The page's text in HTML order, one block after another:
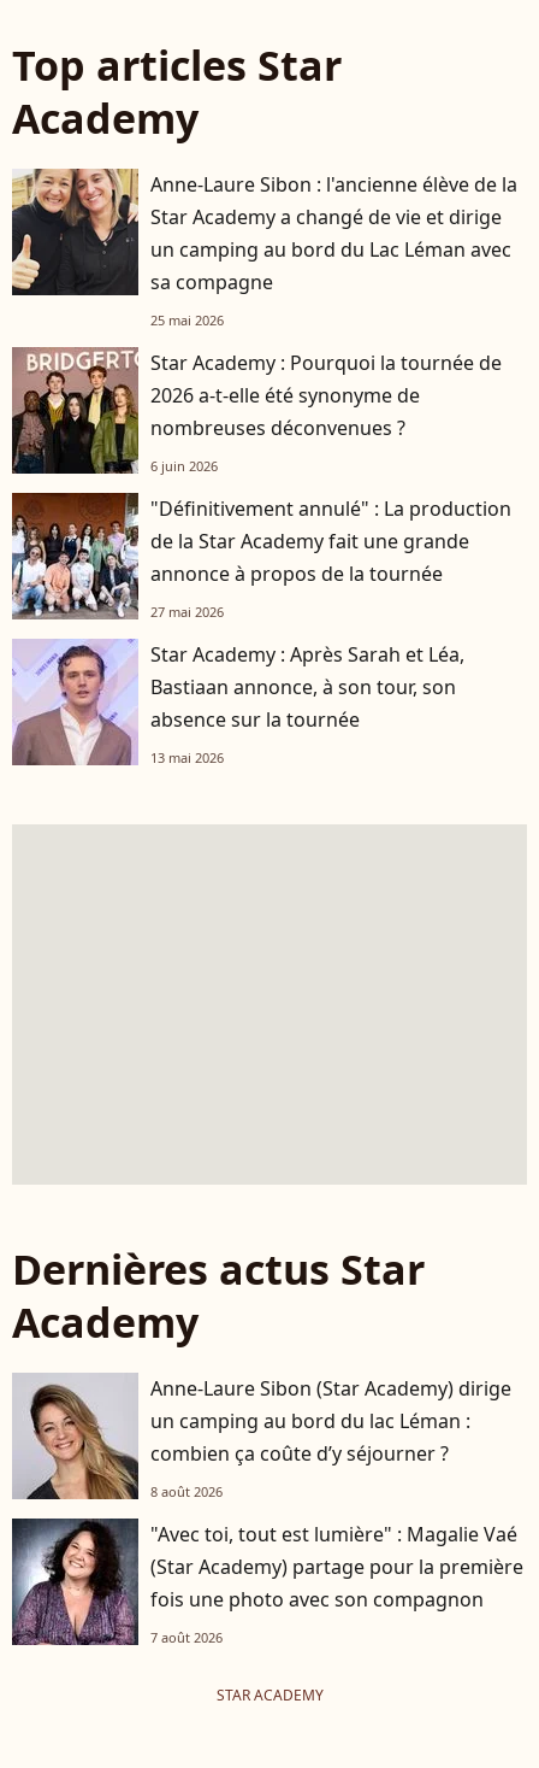
Top articles Star
Academy
Anne-Laure Sibon : l'ancienne élève de la
Star Academy a changé de vie et dirige
un camping au bord du Lac Léman avec
sa compagne
25 mai 2026
Star Academy : Pourquoi la tournée de
2026 a-t-elle été synonyme de
nombreuses déconvenues ?
6 juin 2026
"Définitivement annulé" : La production
de la Star Academy fait une grande
annonce à propos de la tournée
27 mai 2026
Star Academy : Après Sarah et Léa,
Bastiaan annonce, à son tour, son
absence sur la tournée
13 mai 2026
Dernières actus Star
Academy
Anne-Laure Sibon (Star Academy) dirige
un camping au bord du lac Léman :
combien ça coûte d’y séjourner ?
8 août 2026
"Avec toi, tout est lumière" : Magalie Vaé
(Star Academy) partage pour la première
fois une photo avec son compagnon
7 août 2026
STAR ACADEMY